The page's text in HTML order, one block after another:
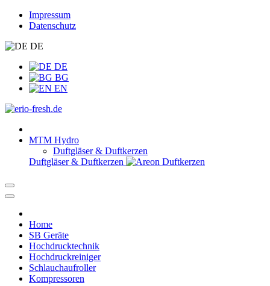
Impressum
Datenschutz
DE
DE
BG
EN
MTM Hydro
Duftgläser & Duftkerzen
Duftgläser & Duftkerzen
Home
SB Geräte
Hochdrucktechnik
Hochdruckreiniger
Schlauchaufroller
Kompressoren